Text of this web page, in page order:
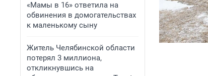
«Мамы в 16» ответила на
обвинения в домогательствах
к маленькому сыну
Житель Челябинской области
потерял 3 миллиона,
откликнувшись на